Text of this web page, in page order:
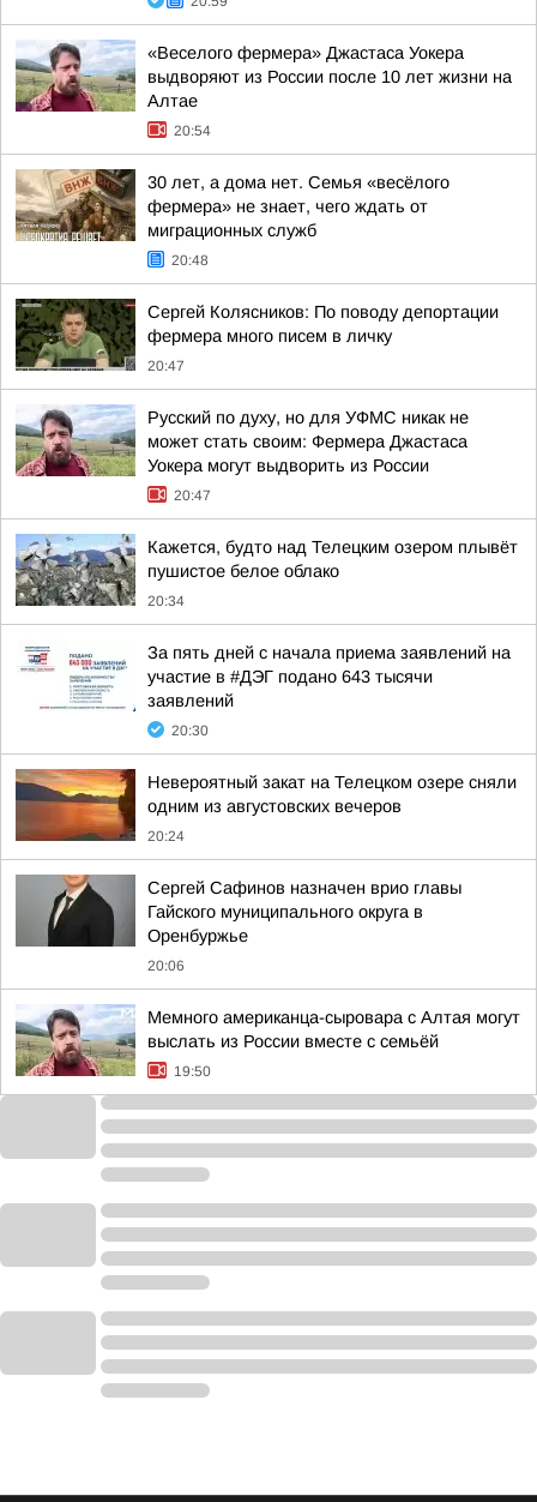
«Веселого фермера» Джастаса Уокера
выдворяют из России после 10 лет жизни на
Алтае
20:54
30 лет, а дома нет. Семья «весёлого
фермера» не знает, чего ждать от
миграционных служб
20:48
Сергей Колясников: По поводу депортации
фермера много писем в личку
20:47
Русский по духу, но для УФМС никак не
может стать своим: Фермера Джастаса
Уокера могут выдворить из России
20:47
Кажется, будто над Телецким озером плывёт
пушистое белое облако
20:34
За пять дней с начала приема заявлений на
участие в #ДЭГ подано 643 тысячи
заявлений
20:30
Невероятный закат на Телецком озере сняли
одним из августовских вечеров
20:24
Сергей Сафинов назначен врио главы
Гайского муниципального округа в
Оренбуржье
20:06
Мемного американца-сыровара с Алтая могут
выслать из России вместе с семьёй
19:50